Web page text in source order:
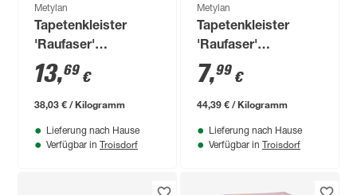
Metylan
Tapetenkleister
'Raufaser'
transparent 360 g
13,69 €
38,03 € / Kilogramm
Lieferung nach Hause
Verfügbar in Troisdorf
Metylan
Tapetenkleister
'Raufaser'
transparent 180 g
7,99 €
44,39 € / Kilogramm
Lieferung nach Hause
Verfügbar in Troisdorf